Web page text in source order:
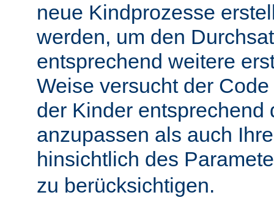
neue Kindprozesse
werden, um den
entsprechend weitere
Weise versucht der
der Kinder entsprechend
anzupassen als auch
hinsichtlich des
zu berücksichtigen.